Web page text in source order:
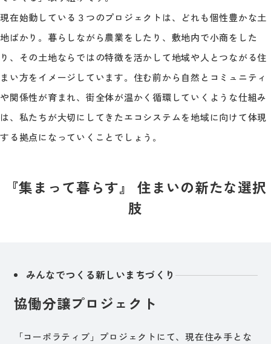
現在始動している３つのプロジェクトは、どれも個性豊かな土
地ばかり。暮らしながら農業をしたり、敷地内で小商をした
り、その土地ならではの特徴を活かして地域や人とつながる住
まい方をイメージしています。住む前から自然とコミュニティ
や関係性が育まれ、街全体が温かく循環していくような仕組み
は、私たちが大切にしてきたエコシステムを地域に向けて体現
する拠点になっていくことでしょう。
『集まって暮らす』 住まいの新たな選択
肢
みんなでつくる新しいまちづくり
協働分譲プロジェクト
「コーポラティブ」プロジェクトにて、現在住み手とな